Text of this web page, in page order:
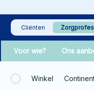
Cliënten
Voor wie? Ons
Winkel